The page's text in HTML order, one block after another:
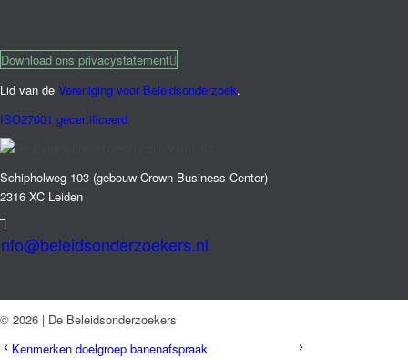
Download ons privacystatement
Lid van de Vereniging voor Beleidsonderzoek.
ISO27001 gecertificeerd
Schipholweg 103 (gebouw Crown Business Center)
2316 XC Leiden
© 2026 | De Beleidsonderzoekers
Kenmerken doelgroep banen­­afspraak